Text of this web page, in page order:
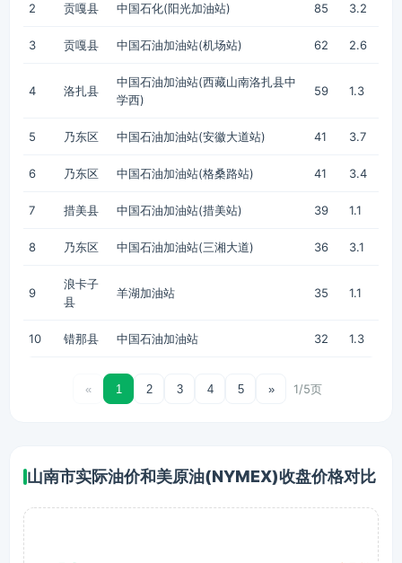
2 贡嘎县 中国石化(阳光加油站) 85 3.2
3 贡嘎县 中国石油加油站(机场站) 62 2.6
4 洛扎县
中国石油加油站(西藏山南洛扎县中
学西)
59 1.3
5 乃东区 中国石油加油站(安徽大道站) 41 3.7
6 乃东区 中国石油加油站(格桑路站) 41 3.4
7 措美县 中国石油加油站(措美站) 39 1.1
8 乃东区 中国石油加油站(三湘大道) 36 3.1
9
浪卡子
县
羊湖加油站 35 1.1
10 错那县 中国石油加油站 32 1.3
« 1 2 3 4 5 » 1/5页
山南市实际油价和美原油(NYMEX)收盘价格对比